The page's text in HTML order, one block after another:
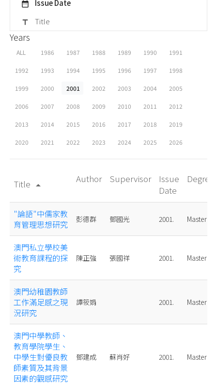
date_range Issue Date
title Title
Years
ALL 1986 1987 1988 1989 1990 1991
1992 1993 1994 1995 1996 1997 1998
1999 2000 2001 2002 2003 2004 2005
2006 2007 2008 2009 2010 2011 2012
2013 2014 2015 2016 2017 2018 2019
2020 2021 2022 2023 2024 2025 2026
Title arrow_drop_up
Author Supervisor
Issue
Date
Degree
"論語"中儒家教
育管理思想研究
彭德群 鄧國光 2001. Master
澳門私立學校美
術教育課程的探
究
陳正強 張國祥 2001. Master
澳門幼稚園教師
工作滿足感之現
況研究
譚筱娟 2001. Master
澳門中學教師、
教育學院學生、
中學生對優良教
師素質及其背景
因素的觀感研究
鄧建成 蘇肖好 2001. Master